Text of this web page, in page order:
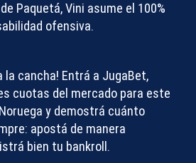
Paquetá, Vini asume el 100%
ofensiva.
la cancha! Entrá a JugaBet,
cuotas del mercado para este
y demostrá cuánto
apostá de manera
bien tu bankroll .